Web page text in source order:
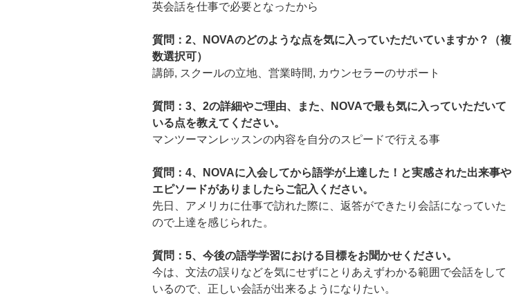
英会話を仕事で必要となったから
質問：2、NOVAのどのような点を気に入っていただいていますか？（複
数選択可）
講師, スクールの立地、営業時間, カウンセラーのサポート
質問：3、2の詳細やご理由、また、NOVAで最も気に入っていただいて
いる点を教えてください。
マンツーマンレッスンの内容を自分のスピードで行える事
質問：4、NOVAに入会してから語学が上達した！と実感された出来事や
エピソードがありましたらご記入ください。
先日、アメリカに仕事で訪れた際に、返答ができたり会話になっていた
ので上達を感じられた。
質問：5、今後の語学学習における目標をお聞かせください。
今は、文法の誤りなどを気にせずにとりあえずわかる範囲で会話をして
いるので、正しい会話が出来るようになりたい。